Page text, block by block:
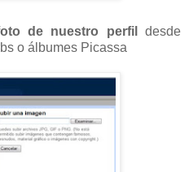
de nuestro perfil
desde
o álbumes Picassa